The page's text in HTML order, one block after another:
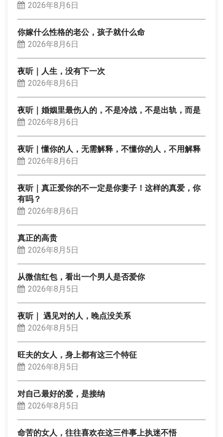
2026年8月6日
你嫁什么性格的老公，孩子就什么命
2026年8月6日
夜听｜人生，没有下一次
2026年8月6日
夜听｜婚姻里最伤人的，不是冷战，不是出轨，而是
2026年8月6日
夜听｜懂你的人，无需解释，不懂你的人，不用解释
2026年8月6日
夜听｜真正爱你的不一定是你妻子！这样的真爱，你
有吗？
2026年8月6日
真正的高贵
2026年8月5日
从微信红包，看出一个男人是否爱你
2026年8月5日
夜听｜ 遇见对的人，晚点没关系
2026年8月5日
旺夫的女人，身上都有这三个特征
2026年8月5日
对自己最好的爱，是接纳
2026年8月5日
命苦的女人，往往喜欢在这三件事上执迷不悟